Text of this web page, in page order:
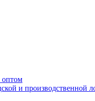
оптом
и производственной